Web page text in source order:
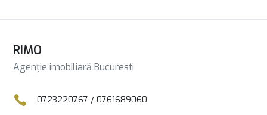
RIMO
Agenție imobiliară Bucuresti
0723220767 / 0761689060